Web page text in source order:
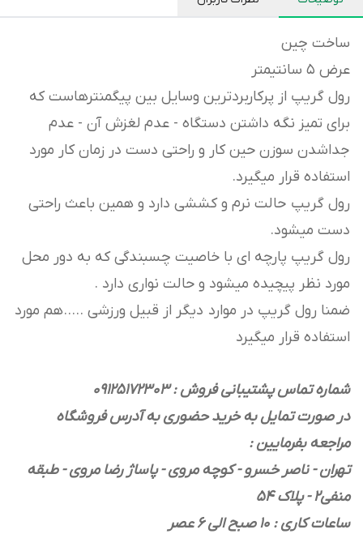
ساخت چین
عرض 5 سانتیمتر
رول گریپ از پرکاربردترین وسایل بین پیگمنترهاست که
برای تمیز نگه داشتن دستگاه - عدم لغزش آن - عدم
جداشدن سوزن حین کار و راحتی دست در زمان کار مورد
استفاده قرار میگیرد.
رول گریپ حالت نرم و کششی دارد و همین باعث راحتی
دست میشود.
رول گریپ پارچه ای با خاصیت چسبندگی که به دور محل
مورد نظر پیچیده میشود و حالت نواری دارد .
ضمنا رول گریپ در موارد دیگر از قبیل ورزشی .....هم مورد
استفاده قرار میگیرد
شماره تماس پشتیبانی فروش : 09125172303
در صورت تمایل به خرید حضوری به آدرس فروشگاه
مراجعه بفرمایین :
تهران - ناصر خسرو - کوچه مروی - پاساژ رضا مروی - طبقه
منفی2 - پلاک 54
ساعات کاری : 10 صبح الی 6 عصر